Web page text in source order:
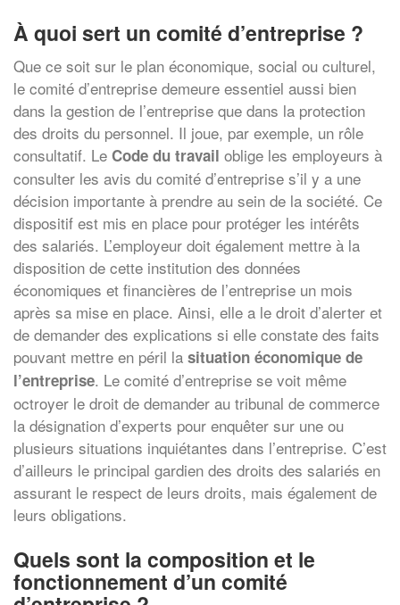
À quoi sert un comité d’entreprise ?
Que ce soit sur le plan économique, social ou culturel,
le comité d’entreprise demeure essentiel aussi bien
dans la gestion de l’entreprise que dans la protection
des droits du personnel. Il joue, par exemple, un rôle
consultatif. Le Code du travail oblige les employeurs à
consulter les avis du comité d’entreprise s’il y a une
décision importante à prendre au sein de la société. Ce
dispositif est mis en place pour protéger les intérêts
des salariés. L’employeur doit également mettre à la
disposition de cette institution des données
économiques et financières de l’entreprise un mois
après sa mise en place. Ainsi, elle a le droit d’alerter et
de demander des explications si elle constate des faits
pouvant mettre en péril la situation économique de
l’entreprise. Le comité d’entreprise se voit même
octroyer le droit de demander au tribunal de commerce
la désignation d’experts pour enquêter sur une ou
plusieurs situations inquiétantes dans l’entreprise. C’est
d’ailleurs le principal gardien des droits des salariés en
assurant le respect de leurs droits, mais également de
leurs obligations.
Quels sont la composition et le
fonctionnement d’un comité